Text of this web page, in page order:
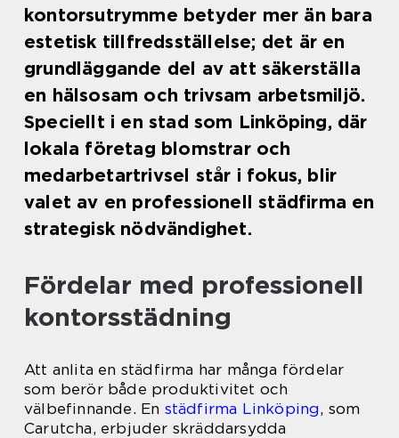
kontorsutrymme betyder mer än bara
estetisk tillfredsställelse; det är en
grundläggande del av att säkerställa
en hälsosam och trivsam arbetsmiljö.
Speciellt i en stad som Linköping, där
lokala företag blomstrar och
medarbetartrivsel står i fokus, blir
valet av en professionell städfirma en
strategisk nödvändighet.
Fördelar med professionell
kontorsstädning
Att anlita en städfirma har många fördelar
som berör både produktivitet och
välbefinnande. En städfirma Linköping, som
Carutcha, erbjuder skräddarsydda